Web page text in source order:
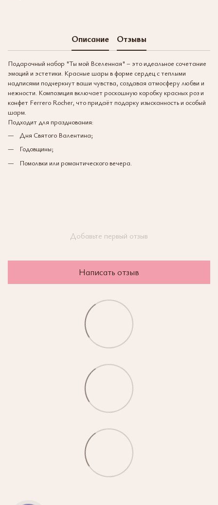
Описание Отзывы
Подарочный набор "Ты мой Вселенная" – это идеальное сочетание
эмоций и эстетики. Красные шары в форме сердец с теплыми
надписями подчеркнут ваши чувства, создавая атмосферу любви и
нежности. Композиция включает роскошную коробку красных роз и
конфет Ferrero Rocher, что придаёт подарку изысканность и особый
шарм.
Подходит для празднования:
Дня Святого Валентина;
Годовщины;
Помолвки или романтического вечера.
Добавьте первый отзыв
Написать отзыв